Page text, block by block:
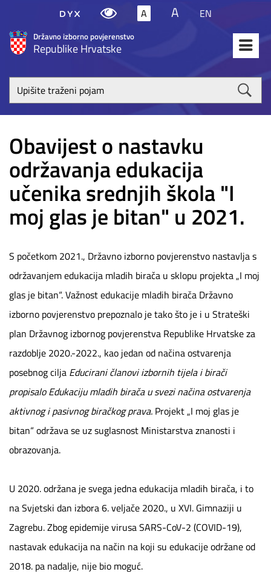
Državno izborno povjerenstvo
Republike Hrvatske
A A EN
Upišite
traženi
Obavijest o nastavku
održavanja edukacija
učenika srednjih škola "I
moj glas je bitan" u 2021.
S početkom 2021., Državno izborno povjerenstvo nastavlja s
održavanjem edukacija mladih birača u sklopu projekta „I moj
glas je bitan“. Važnost edukacije mladih birača Državno
izborno povjerenstvo prepoznalo je tako što je i u Strateški
plan Državnog izbornog povjerenstva Republike Hrvatske za
razdoblje 2020.-2022., kao jedan od načina ostvarenja
posebnog cilja Educirani članovi izbornih tijela i birači
propisalo Edukaciju mladih birača u svezi načina ostvarenja
aktivnog i pasivnog biračkog prava. Projekt „I moj glas je
bitan“ održava se uz suglasnost Ministarstva znanosti i
obrazovanja.
U 2020. održana je svega jedna edukacija mladih birača, i to
na Svjetski dan izbora 6. veljače 2020., u XVI. Gimnaziji u
Zagrebu. Zbog epidemije virusa SARS-CoV-2 (COVID-19),
nastavak edukacija na način na koji su edukacije održane od
2018. pa nadalje, nije bio moguć.